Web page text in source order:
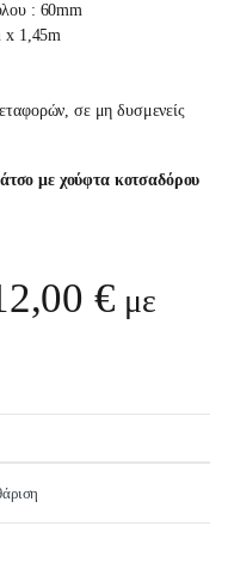
: 60mm
x 1,45m
σε μη δυσμενείς
με χούφτα κοτσαδόρου
€Price
με